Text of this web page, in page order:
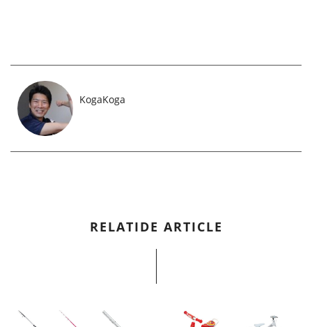
KogaKoga
RELATIDE ARTICLE